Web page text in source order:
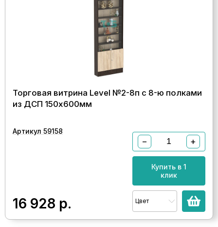
Торговая витрина Level №2-8п с 8-ю полками
из ДСП 150х600мм
Артикул 59158
16 928 р.
− +
Купить в 1
клик
Цвет